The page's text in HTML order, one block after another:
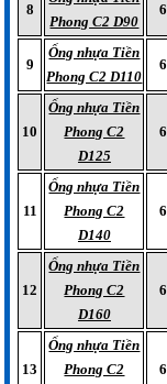
8
Phong C2 D90
6
9
Ống nhựa Tiền
Phong C2 D110
6
10
Ống nhựa Tiền
Phong C2
D125
6
11
Ống nhựa Tiền
Phong C2
D140
6
12
Ống nhựa Tiền
Phong C2
D160
6
13
Ống nhựa Tiền
Phong C2
6